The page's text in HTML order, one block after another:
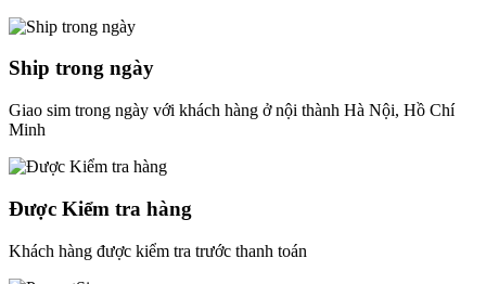
Ship trong ngày
Giao sim trong ngày với khách hàng ở nội thành Hà Nội, Hồ Chí
Minh
Được Kiểm tra hàng
Khách hàng được kiểm tra trước thanh toán